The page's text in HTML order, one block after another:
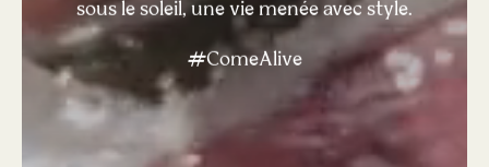
sous le soleil, une vie menée avec style.
#ComeAlive